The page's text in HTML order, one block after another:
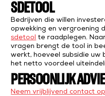
SDETOOL
Bedrijven die willen
opwekking en vergroening
sdetool te raadplegen.
vragen brengt de tool in
werkt, hoeveel subsidie
het netto voordeel
PERSOONLIJK
Neem vrijblijvend contact op